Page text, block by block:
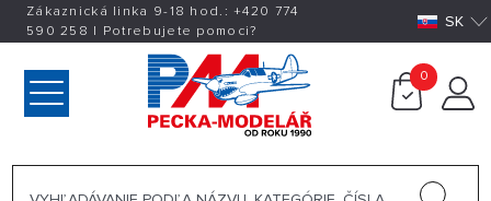
Zákaznická linka 9-18 hod.:+420 774
590 258 | Potrebujete pomoci? SK
0